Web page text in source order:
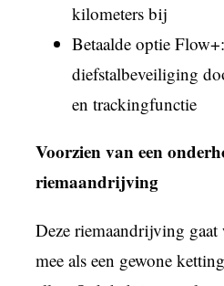
kilometers bij
Betaalde optie
diefstalbeveiliging
en trackingfunctie
Voorzien van een
riemaandrijving
Deze riemaandrijving
mee als een gewone